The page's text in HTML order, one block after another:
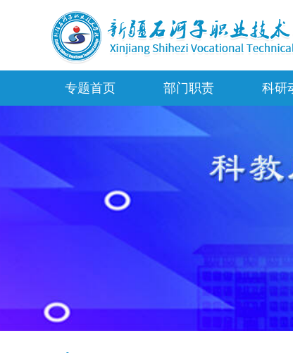
专题首页 部门职责
部门概况
科研